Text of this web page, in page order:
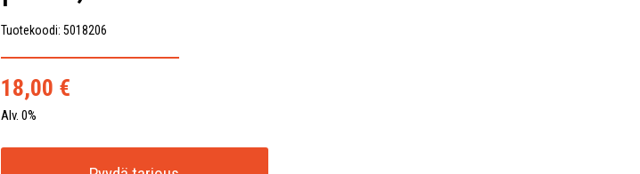
Tuotekoodi: 5018206
18,00 €
Alv. 0%